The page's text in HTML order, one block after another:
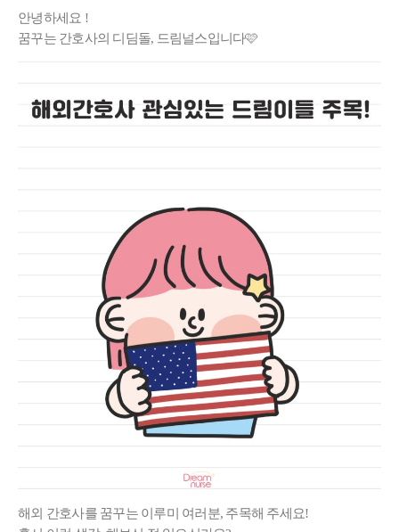
안녕하세요 !
꿈꾸는 간호사의 디딤돌, 드림널스입니다🩷
해외 간호사를 꿈꾸는 이루미 여러분, 주목해 주세요!